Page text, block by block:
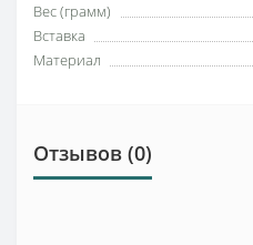
Вес (грамм)
Вставка
Материал
Отзывов (0)